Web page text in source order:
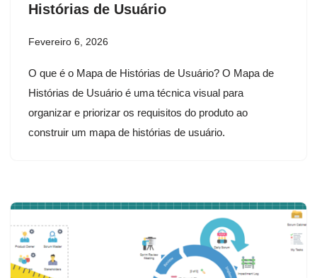
Histórias de Usuário
Fevereiro 6, 2026
O que é o Mapa de Histórias de Usuário? O Mapa de
Histórias de Usuário é uma técnica visual para
organizar e priorizar os requisitos do produto ao
construir um mapa de histórias de usuário.